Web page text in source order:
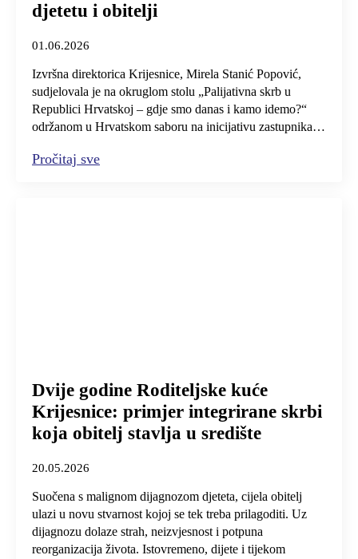
djetetu i obitelji
01.06.2026
Izvršna direktorica Krijesnice, Mirela Stanić Popović,
sudjelovala je na okruglom stolu „Palijativna skrb u
Republici Hrvatskoj – gdje smo danas i kamo idemo?“
održanom u Hrvatskom saboru na inicijativu zastupnika…
Pročitaj sve
Dvije godine Roditeljske kuće
Krijesnice: primjer integrirane skrbi
koja obitelj stavlja u središte
20.05.2026
Suočena s malignom dijagnozom djeteta, cijela obitelj
ulazi u novu stvarnost kojoj se tek treba prilagoditi. Uz
dijagnozu dolaze strah, neizvjesnost i potpuna
reorganizacija života. Istovremeno, dijete i tijekom